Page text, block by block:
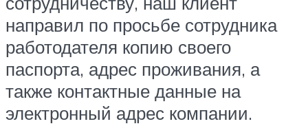
направил по просьбе сотрудника
работодателя копию своего
паспорта, адрес проживания, а
также контактные данные на
электронный адрес компании.